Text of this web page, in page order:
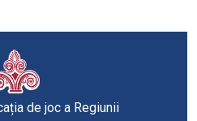
de joc a Regiunii